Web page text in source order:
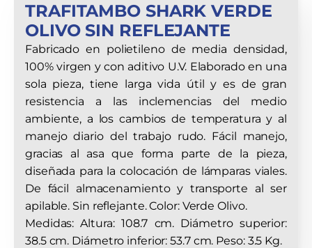
TRAFITAMBO SHARK VERDE
OLIVO SIN REFLEJANTE
Fabricado en polietileno de media densidad,
100% virgen y con aditivo U.V. Elaborado en una
sola pieza, tiene larga vida útil y es de gran
resistencia a las inclemencias del medio
ambiente, a los cambios de temperatura y al
manejo diario del trabajo rudo. Fácil manejo,
gracias al asa que forma parte de la pieza,
diseñada para la colocación de lámparas viales.
De fácil almacenamiento y transporte al ser
apilable. Sin reflejante. Color: Verde Olivo.
Medidas: Altura: 108.7 cm. Diámetro superior:
38.5 cm. Diámetro inferior: 53.7 cm. Peso: 3.5 Kg.